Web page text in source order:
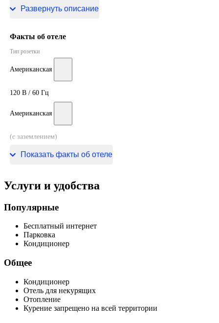
Развернуть описание
Факты об отеле
Тип розетки
Американская
120 В / 60 Гц
Американская
(с заземлением)
120 В / 60 Гц
Показать факты об отеле
Услуги и удобства
Популярные
Бесплатный интернет
Парковка
Кондиционер
Общее
Кондиционер
Отель для некурящих
Отопление
Курение запрещено на всей территории